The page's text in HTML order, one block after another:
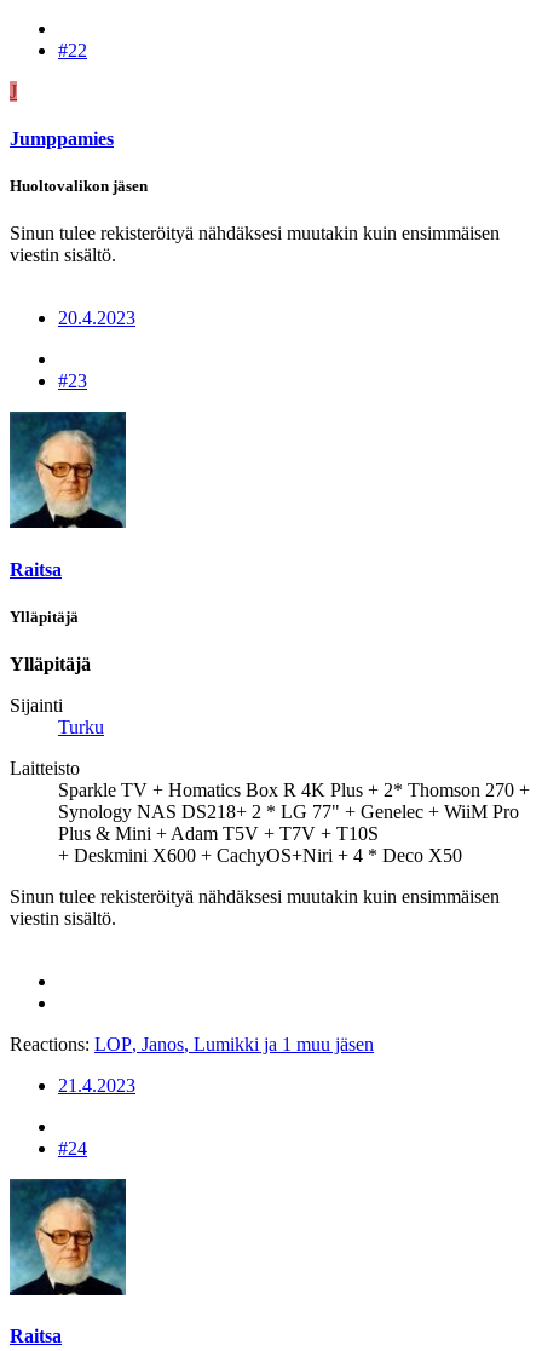
#22
J
Jumppamies
Huoltovalikon jäsen
Sinun tulee rekisteröityä nähdäksesi muutakin kuin ensimmäisen
viestin sisältö.
20.4.2023
#23
Raitsa
Ylläpitäjä
Ylläpitäjä
Sijainti
Turku
Laitteisto
Sparkle TV + Homatics Box R 4K Plus + 2* Thomson 270 +
Synology NAS DS218+ 2 * LG 77" + Genelec + WiiM Pro
Plus & Mini + Adam T5V + T7V + T10S
+ Deskmini X600 + CachyOS+Niri + 4 * Deco X50
Sinun tulee rekisteröityä nähdäksesi muutakin kuin ensimmäisen
viestin sisältö.
Reactions: LOP, Janos, Lumikki ja 1 muu jäsen
21.4.2023
#24
Raitsa